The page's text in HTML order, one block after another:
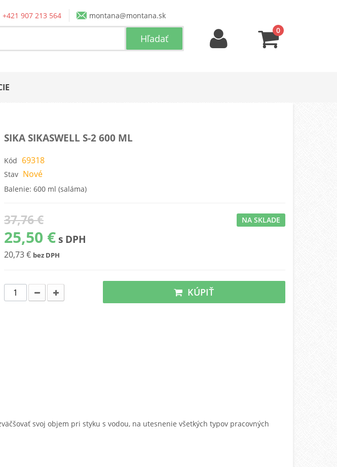
+421 907 213 564
montana@montana.sk
0
SIKA SIKASWELL S-2 600 ML
Kód 69318
Stav Nové
Balenie: 600 ml (saláma)
37,76 €
25,50 € s DPH
20,73 € bez DPH
NA SKLADE
KÚPIŤ
svoj objem pri styku s vodou, na utesnenie všetkých typov pracovných